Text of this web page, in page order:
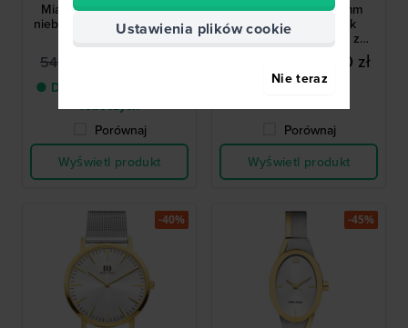
Miami 26.5 mm Srebrno-
niebieski damski kwarcowy
zegarek
548,00 zł
● Dostawa od 3 do 6 dni
roboczych
Porównaj
Wyświetl produkt
Ocean Pioneer 45 mm
Szwajcarski zegarek
kwarcowy z plastiku z
odzysku #Tide Ocean
Plastic z datownikiem
919,00 zł
● Dostępny
Porównaj
Wyświetl produkt
-40% -45%
Ustawienia plików cookie
Nie teraz